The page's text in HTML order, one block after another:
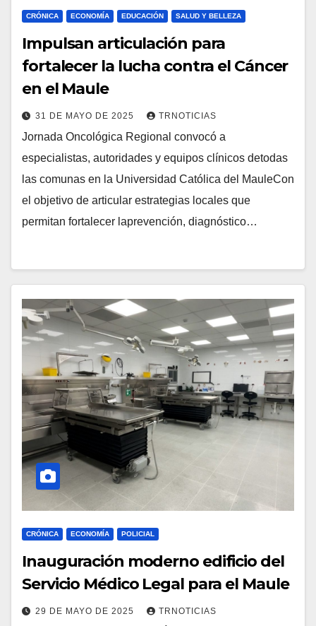
CRÓNICA ECONOMÍA EDUCACIÓN SALUD Y BELLEZA
Impulsan articulación para
fortalecer la lucha contra el Cáncer
en el Maule
31 DE MAYO DE 2025 TRNOTICIAS
Jornada Oncológica Regional convocó a
especialistas, autoridades y equipos clínicos detodas
las comunas en la Universidad Católica del MauleCon
el objetivo de articular estrategias locales que
permitan fortalecer laprevención, diagnóstico…
CRÓNICA ECONOMÍA POLICIAL
Inauguración moderno edificio del
Servicio Médico Legal para el Maule
29 DE MAYO DE 2025 TRNOTICIAS